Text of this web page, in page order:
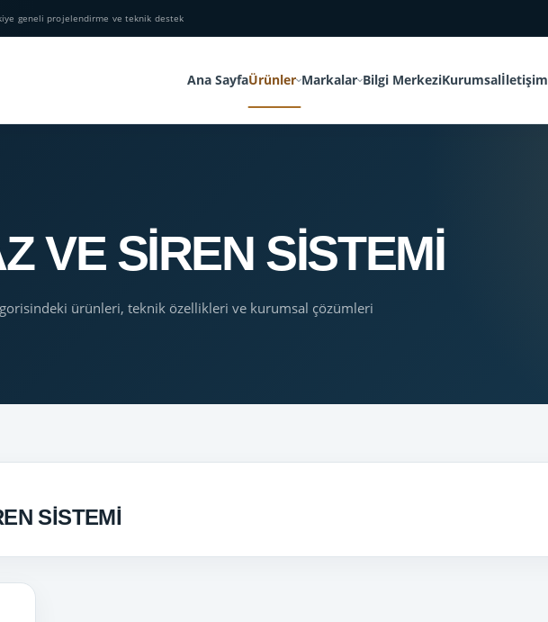
geneli projelendirme ve teknik destek
Ana SayfaÜrünler Markalar Bilgi MerkeziKurumsalİletişim
VE SİREN SİSTEMİ
ürünleri, teknik özellikleri ve kurumsal çözümleri
SİSTEMİ